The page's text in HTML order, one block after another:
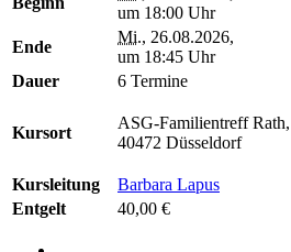
um 18:00 Uhr
Ende
Mi., 26.08.2026,
um 18:45 Uhr
Dauer
6 Termine
Kursort
ASG-Familientreff
40472 Düsseldorf
Kursleitung
Barbara Lapus
Entgelt
40,00 €